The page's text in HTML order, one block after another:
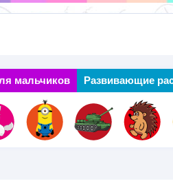
основному
содержанию
мальчиков Развивающие
Next